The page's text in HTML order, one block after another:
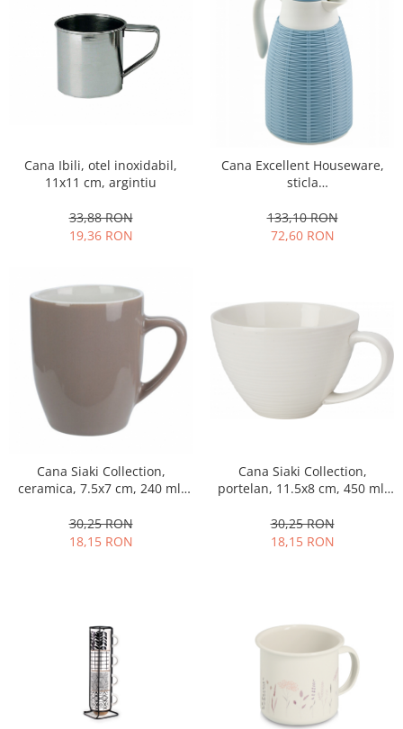
Cana Ibili, otel inoxidabil,
11x11 cm, argintiu
33,88 RON
19,36 RON
Cana Excellent Houseware,
sticla
15x26.5 cm, albastru
133,10 RON
72,60 RON
Cana Siaki Collection,
ceramica, 7.5x7 cm, 240 ml,
30,25 RON
18,15 RON
Cana Siaki Collection,
portelan, 11.5x8 cm, 450 ml,
30,25 RON
18,15 RON